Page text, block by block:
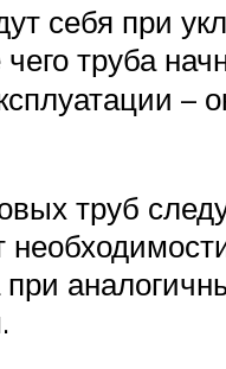
себя при
труба
–
труб